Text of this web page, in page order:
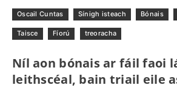
Oscail Cuntas Sínigh isteach Bónais
Taisce Fíorú treoracha
Níl aon bónais ar fáil faoi
leithscéal, bain triail eile